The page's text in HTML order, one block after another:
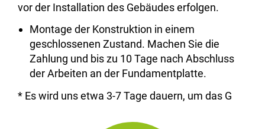
vor der Installation des Gebäudes erfolgen.
Montage der Konstruktion in einem
geschlossenen Zustand. Machen Sie die
Zahlung und bis zu 10 Tage nach Abschluss
der Arbeiten an der Fundamentplatte.
* Es wird uns etwa 3-7 Tage dauern, um das G